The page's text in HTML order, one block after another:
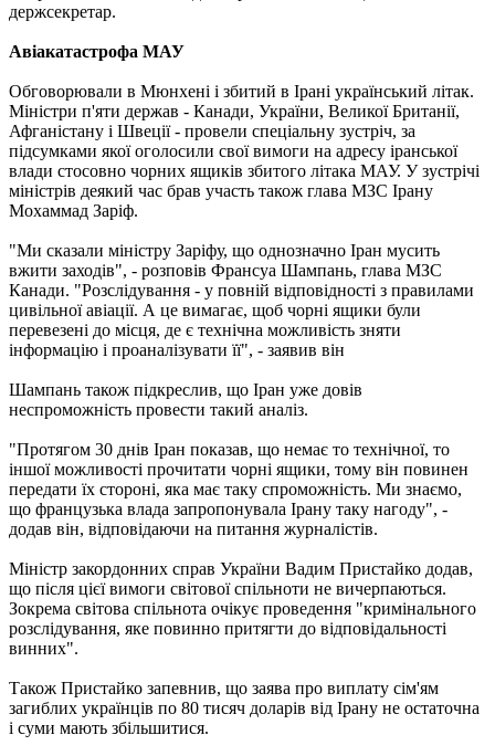
держсекретар.
Авіакатастрофа МАУ
Обговорювали в Мюнхені і збитий в Ірані український літак.
Міністри п'яти держав - Канади, України, Великої Британії,
Афганістану і Швеції - провели спеціальну зустріч, за
підсумками якої оголосили свої вимоги на адресу іранської
влади стосовно чорних ящиків збитого літака МАУ. У зустрічі
міністрів деякий час брав участь також глава МЗС Ірану
Мохаммад Заріф.
"Ми сказали міністру Заріфу, що однозначно Іран мусить
вжити заходів", - розповів Франсуа Шампань, глава МЗС
Канади. "Розслідування - у повній відповідності з правилами
цивільної авіації. А це вимагає, щоб чорні ящики були
перевезені до місця, де є технічна можливість зняти
інформацію і проаналізувати її", - заявив він
Шампань також підкреслив, що Іран уже довів
неспроможність провести такий аналіз.
"Протягом 30 днів Іран показав, що немає то технічної, то
іншої можливості прочитати чорні ящики, тому він повинен
передати їх стороні, яка має таку спроможність. Ми знаємо,
що французька влада запропонувала Ірану таку нагоду", -
додав він, відповідаючи на питання журналістів.
Міністр закордонних справ України Вадим Пристайко додав,
що після цієї вимоги світової спільноти не вичерпаються.
Зокрема світова спільнота очікує проведення "кримінального
розслідування, яке повинно притягти до відповідальності
винних".
Також Пристайко запевнив, що заява про виплату сім'ям
загиблих українців по 80 тисяч доларів від Ірану не остаточна
і суми мають збільшитися.